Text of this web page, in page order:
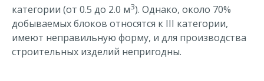
категории (от 0.5 до 2.0 м3). Однако, около 70%
добываемых блоков относятся к III категории,
имеют неправильную форму, и для производства
строительных изделий непригодны.